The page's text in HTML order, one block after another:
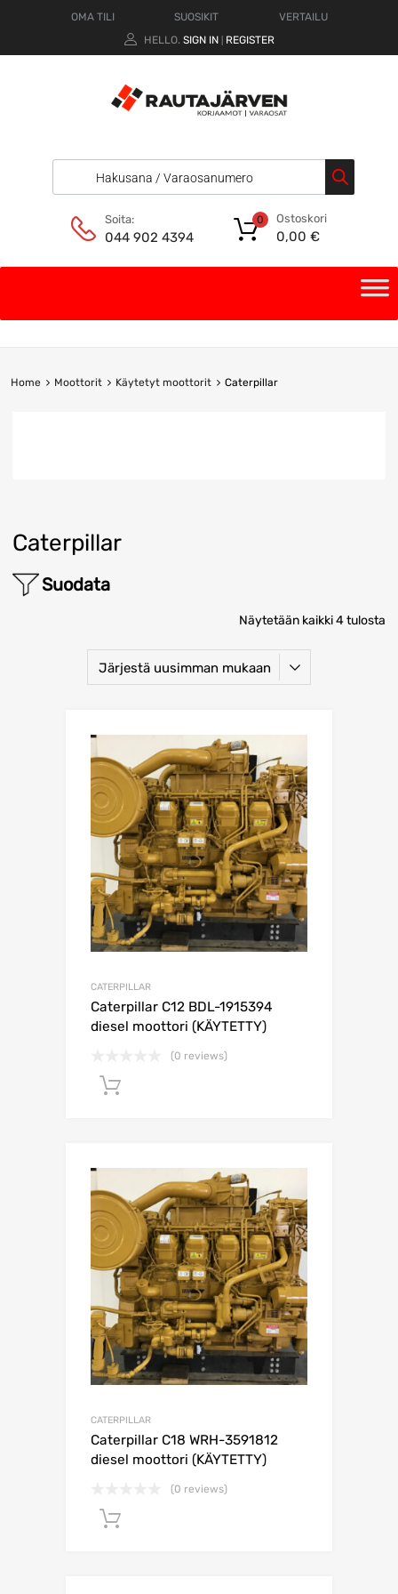
OMA TILI SUOSIKIT
VERTAILU
HELLO. SIGN IN REGISTER
Soita:
044 902 4394
Ostoskori
0,00 €
0
Home Moottorit Käytetyt moottorit Caterpillar
Caterpillar
Suodata
Näytetään kaikki 4 tulosta
CATERPILLAR
Caterpillar C12 BDL-1915394
diesel moottori (KÄYTETTY)
(0 reviews)
CATERPILLAR
Caterpillar C18 WRH-3591812
diesel moottori (KÄYTETTY)
(0 reviews)